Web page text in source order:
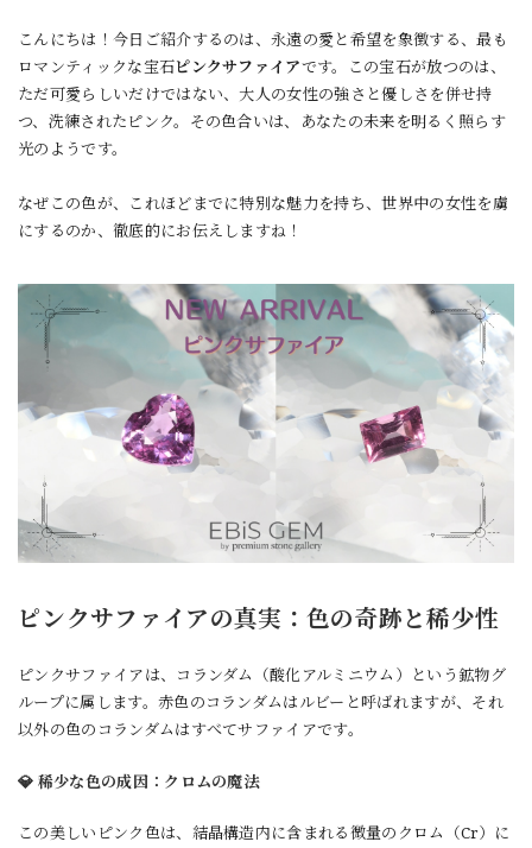
こんにちは！今日ご紹介するのは、永遠の愛と希望を象徴する、最も
ロマンティックな宝石ピンクサファイアです。この宝石が放つのは、
ただ可愛らしいだけではない、大人の女性の強さと優しさを併せ持
つ、洗練されたピンク。その色合いは、あなたの未来を明るく照らす
光のようです。
なぜこの色が、これほどまでに特別な魅力を持ち、世界中の女性を虜
にするのか、徹底的にお伝えしますね！
ピンクサファイアの真実：色の奇跡と稀少性
ピンクサファイアは、コランダム（酸化アルミニウム）という鉱物グ
ループに属します。赤色のコランダムはルビーと呼ばれますが、それ
以外の色のコランダムはすべてサファイアです。
💎 稀少な色の成因：クロムの魔法
この美しいピンク色は、結晶構造内に含まれる微量のクロム（Cr）に